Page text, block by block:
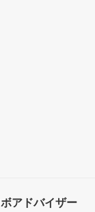
ボアドバイザー